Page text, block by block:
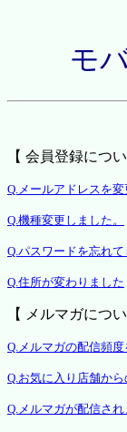
モ
【 会員登録につい
Q.メールアドレスを変
Q.機種変更しました。
Q.パスワードを忘れ
Q.住所が変わりました
【 メルマガについ
Q.メルマガの配信頻
Q.お気に入り店舗か
Q.メルマガが配信され